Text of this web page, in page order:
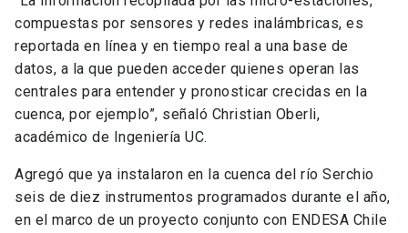
compuestas por sensores y redes inalámbricas, es
reportada en línea y en tiempo real a una base de
datos, a la que pueden acceder quienes operan las
centrales para entender y pronosticar crecidas en la
cuenca, por ejemplo”, señaló Christian Oberli,
académico de Ingeniería UC.
Agregó que ya instalaron en la cuenca del río Serchio
seis de diez instrumentos programados durante el año,
en el marco de un proyecto conjunto con ENDESA Chile